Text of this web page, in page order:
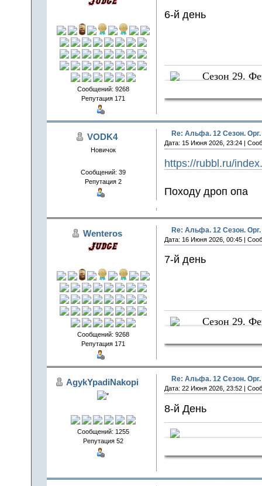
Сообщений: 9268
Репутация 171
6-й день
Сезон 29.
VODK4
Новичок
Сообщений: 39
Репутация 2
Re: Альфа. 12 Сезон.
Дата: 15 Июня 2026, 23:24 |
https://rubbl.ru/
Походу дроп опа
Wenteros
Сообщений: 9268
Репутация 171
Re: Альфа. 12 Сезон. Орг.
Дата: 16 Июня 2026, 00:45 |
7-й день
Сезон 29.
AgykYpadiNakopi
Сообщений: 1255
Репутация 52
Re: Альфа. 12 Сезон.
Дата: 22 Июня 2026, 23:52 |
8-й День